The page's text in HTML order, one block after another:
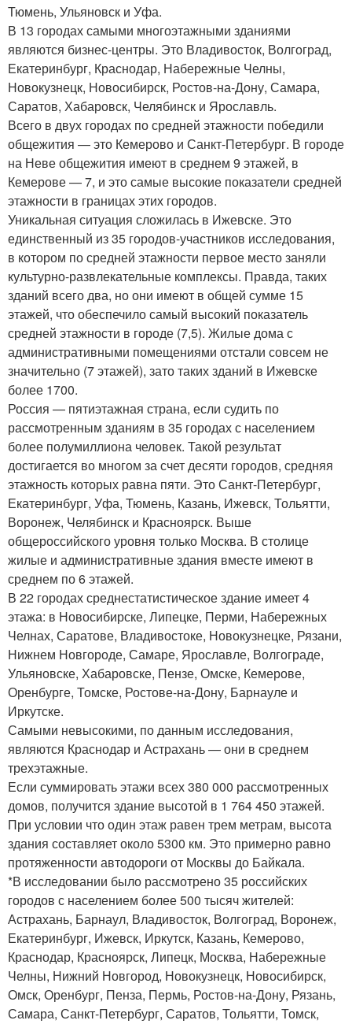
Тюмень, Ульяновск и Уфа.
В 13 городах самыми многоэтажными зданиями
являются бизнес-центры. Это Владивосток, Волгоград,
Екатеринбург, Краснодар, Набережные Челны,
Новокузнецк, Новосибирск, Ростов-на-Дону, Самара,
Саратов, Хабаровск, Челябинск и Ярославль.
Всего в двух городах по средней этажности победили
общежития — это Кемерово и Санкт-Петербург. В городе
на Неве общежития имеют в среднем 9 этажей, в
Кемерове — 7, и это самые высокие показатели средней
этажности в границах этих городов.
Уникальная ситуация сложилась в Ижевске. Это
единственный из 35 городов-участников исследования,
в котором по средней этажности первое место заняли
культурно-развлекательные комплексы. Правда, таких
зданий всего два, но они имеют в общей сумме 15
этажей, что обеспечило самый высокий показатель
средней этажности в городе (7,5). Жилые дома с
административными помещениями отстали совсем не
значительно (7 этажей), зато таких зданий в Ижевске
более 1700.
Россия — пятиэтажная страна, если судить по
рассмотренным зданиям в 35 городах с населением
более полумиллиона человек. Такой результат
достигается во многом за счет десяти городов, средняя
этажность которых равна пяти. Это Санкт-Петербург,
Екатеринбург, Уфа, Тюмень, Казань, Ижевск, Тольятти,
Воронеж, Челябинск и Красноярск. Выше
общероссийского уровня только Москва. В столице
жилые и административные здания вместе имеют в
среднем по 6 этажей.
В 22 городах среднестатистическое здание имеет 4
этажа: в Новосибирске, Липецке, Перми, Набережных
Челнах, Саратове, Владивостоке, Новокузнецке, Рязани,
Нижнем Новгороде, Самаре, Ярославле, Волгограде,
Ульяновске, Хабаровске, Пензе, Омске, Кемерове,
Оренбурге, Томске, Ростове-на-Дону, Барнауле и
Иркутске.
Самыми невысокими, по данным исследования,
являются Краснодар и Астрахань — они в среднем
трехэтажные.
Если суммировать этажи всех 380 000 рассмотренных
домов, получится здание высотой в 1 764 450 этажей.
При условии что один этаж равен трем метрам, высота
здания составляет около 5300 км. Это примерно равно
протяженности автодороги от Москвы до Байкала.
*В исследовании было рассмотрено 35 российских
городов с населением более 500 тысяч жителей:
Астрахань, Барнаул, Владивосток, Волгоград, Воронеж,
Екатеринбург, Ижевск, Иркутск, Казань, Кемерово,
Краснодар, Красноярск, Липецк, Москва, Набережные
Челны, Нижний Новгород, Новокузнецк, Новосибирск,
Омск, Оренбург, Пенза, Пермь, Ростов-на-Дону, Рязань,
Самара, Санкт-Петербург, Саратов, Тольятти, Томск,